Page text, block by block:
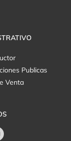
Publicas
Venta